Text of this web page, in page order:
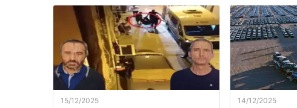
15/12/2025 14/12/2025